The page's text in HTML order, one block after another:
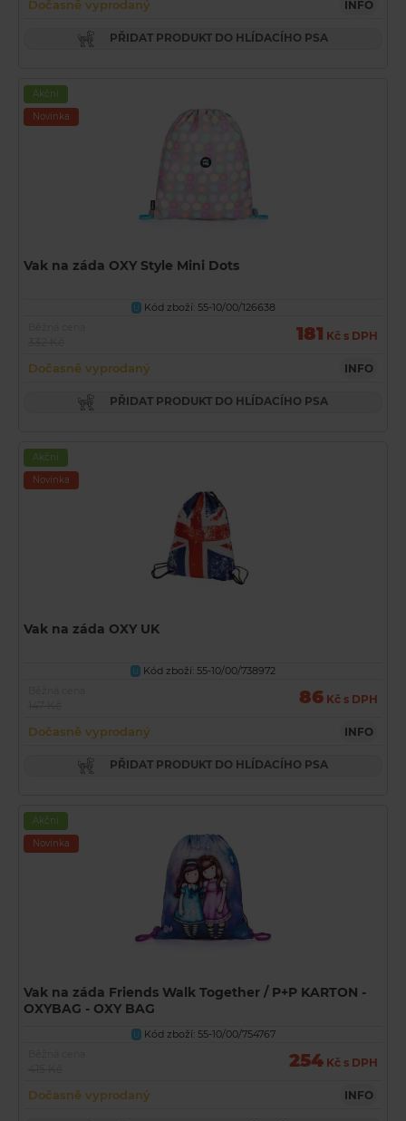
Dočasně vyprodaný INFO
PŘIDAT PRODUKT DO HLÍDACÍHO PSA
Akční
Novinka
Vak na záda OXY Style Mini Dots
U Kód zboží: 55-10/00/126638
181 Kč s DPH
Dočasně vyprodaný INFO
PŘIDAT PRODUKT DO HLÍDACÍHO PSA
Akční
Novinka
Vak na záda OXY UK
U
Kód zboží: 55-10/00/738972
86 Kč s DPH
Dočasně vyprodaný INFO
PŘIDAT PRODUKT DO HLÍDACÍHO PSA
Akční
Novinka
Vak na záda Friends Walk Together / P+P KARTON -
OXYBAG - OXY BAG
U Kód zboží: 55-10/00/754767
254 Kč s DPH
Dočasně vyprodaný INFO